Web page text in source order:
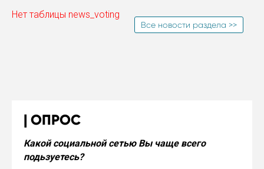
Нет таблицы news_voting
Все новости раздела >>
ОПРОС
Какой социальной сетью Вы чаще всего
подьзуетесь?